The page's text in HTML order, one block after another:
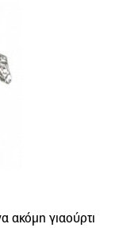
ακόμη γιαούρτι